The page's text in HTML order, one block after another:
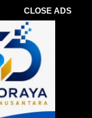
CLOSE ADS